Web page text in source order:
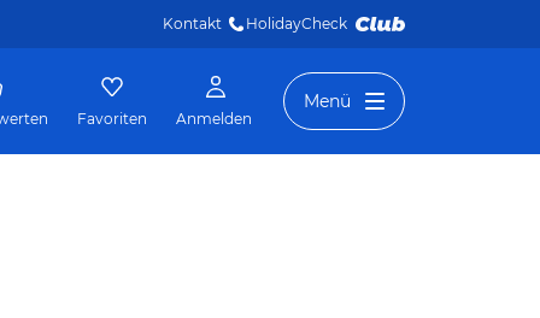
Kontakt HolidayCheck
Favoriten Anmelden
Menü